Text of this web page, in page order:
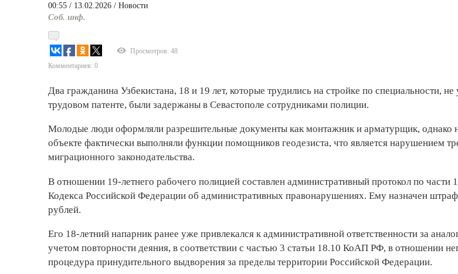
00:55 / 13.02.2026 / Новости
Соб. инф.
Комментариев: 0
Просмотров: 48
Два гражданина Узбекистана, 18 и 19 лет, которые трудились на стройке по специальности, не
трудовом патенте, были задержаны в Севастополе сотрудниками полиции.
Молодые люди оформляли разрешительные документы как монтажник и арматурщик, однако
объек­те фактически выполняли функции помощников геодезиста, что является нарушением
миграционного законодательства.
В отношении 19-летнего рабочего полицией составлен административный протокол по части
Кодекса Российской Федерации об административных правонарушениях. Ему назначен
рублей.
Его 18-летний напарник ранее уже привлекался к административной ответственности за
учетом повторности деяния, в соответствии с частью 3 статьи 18.10 КоАП РФ, в отношении
процедура принудительного выдворения за пределы территории Российской Федерации.